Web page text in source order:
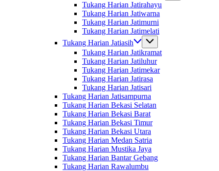
Tukang Harian Jatirahayu
Tukang Harian Jatiwarna
Tukang Harian Jatimurni
Tukang Harian Jatimelati
Tukang Harian Jatiasih
Tukang Harian Jatikramat
Tukang Harian Jatiluhur
Tukang Harian Jatimekar
Tukang Harian Jatirasa
Tukang Harian Jatisari
Tukang Harian Jatisampurna
Tukang Harian Bekasi Selatan
Tukang Harian Bekasi Barat
Tukang Harian Bekasi Timur
Tukang Harian Bekasi Utara
Tukang Harian Medan Satria
Tukang Harian Mustika Jaya
Tukang Harian Bantar Gebang
Tukang Harian Rawalumbu